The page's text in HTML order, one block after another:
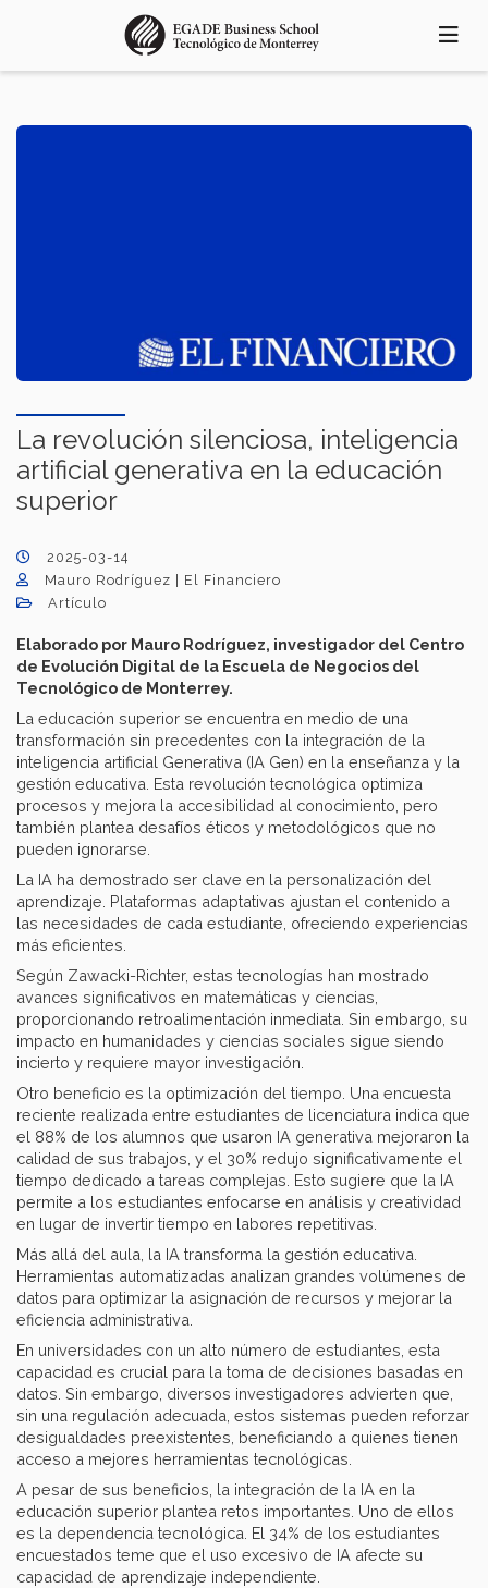
principal
La revolución silenciosa, inteligencia
artificial generativa en la educación
superior
2025-03-14
Mauro Rodríguez | El Financiero
Artículo
Elaborado por Mauro Rodríguez, investigador del Centro
de Evolución Digital de la Escuela de Negocios del
Tecnológico de Monterrey.
La educación superior se encuentra en medio de una
transformación sin precedentes con la integración de la
inteligencia artificial Generativa (IA Gen) en la enseñanza y la
gestión educativa. Esta revolución tecnológica optimiza
procesos y mejora la accesibilidad al conocimiento, pero
también plantea desafíos éticos y metodológicos que no
pueden ignorarse.
La IA ha demostrado ser clave en la personalización del
aprendizaje. Plataformas adaptativas ajustan el contenido a
las necesidades de cada estudiante, ofreciendo experiencias
más eficientes.
Según Zawacki-Richter, estas tecnologías han mostrado
avances significativos en matemáticas y ciencias,
proporcionando retroalimentación inmediata. Sin embargo, su
impacto en humanidades y ciencias sociales sigue siendo
incierto y requiere mayor investigación.
Otro beneficio es la optimización del tiempo. Una encuesta
reciente realizada entre estudiantes de licenciatura indica que
el 88% de los alumnos que usaron IA generativa mejoraron la
calidad de sus trabajos, y el 30% redujo significativamente el
tiempo dedicado a tareas complejas. Esto sugiere que la IA
permite a los estudiantes enfocarse en análisis y creatividad
en lugar de invertir tiempo en labores repetitivas.
Más allá del aula, la IA transforma la gestión educativa.
Herramientas automatizadas analizan grandes volúmenes de
datos para optimizar la asignación de recursos y mejorar la
eficiencia administrativa.
En universidades con un alto número de estudiantes, esta
capacidad es crucial para la toma de decisiones basadas en
datos. Sin embargo, diversos investigadores advierten que,
sin una regulación adecuada, estos sistemas pueden reforzar
desigualdades preexistentes, beneficiando a quienes tienen
acceso a mejores herramientas tecnológicas.
A pesar de sus beneficios, la integración de la IA en la
educación superior plantea retos importantes. Uno de ellos
es la dependencia tecnológica. El 34% de los estudiantes
encuestados teme que el uso excesivo de IA afecte su
capacidad de aprendizaje independiente.